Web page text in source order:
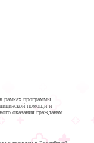
рамках программы
помощи и
оказания гражданам